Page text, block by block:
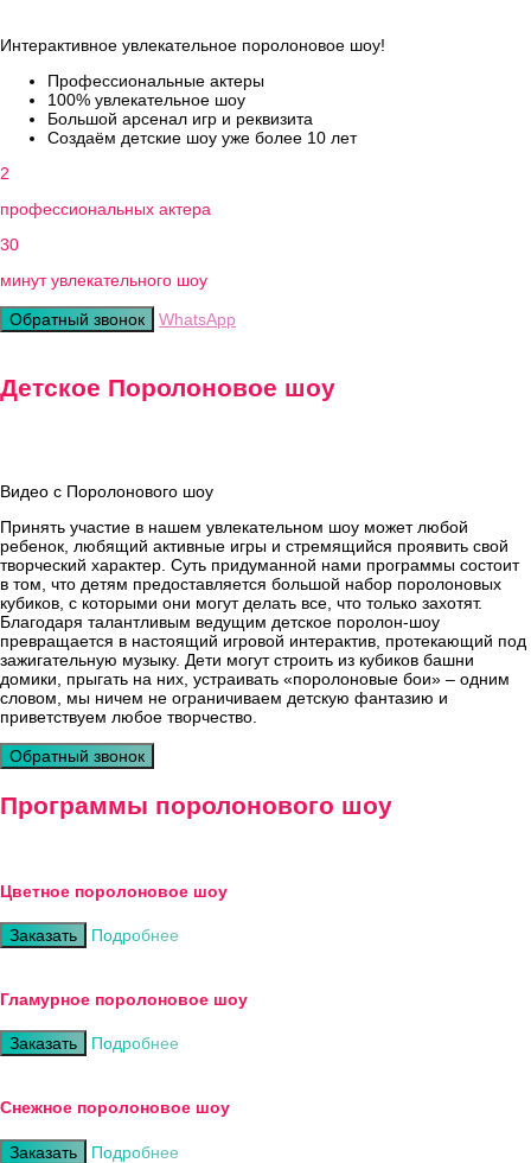
Интерактивное увлекательное поролоновое шоу!
Профессиональные актеры
100% увлекательное шоу
Большой арсенал игр и реквизита
Создаём детские шоу уже более 10 лет
2
профессиональных актера
30
минут увлекательного шоу
Обратный звонок WhatsApp
Детское Поролоновое шоу
Видео с Поролонового шоу
Принять участие в нашем увлекательном шоу может любой
ребенок, любящий активные игры и стремящийся проявить свой
творческий характер. Суть придуманной нами программы состоит
в том, что детям предоставляется большой набор поролоновых
кубиков, с которыми они могут делать все, что только захотят.
Благодаря талантливым ведущим детское поролон-шоу
превращается в настоящий игровой интерактив, протекающий под
зажигательную музыку. Дети могут строить из кубиков башни
домики, прыгать на них, устраивать «поролоновые бои» – одним
словом, мы ничем не ограничиваем детскую фантазию и
приветствуем любое творчество.
Обратный звонок
Программы поролонового шоу
Цветное поролоновое шоу
Заказать Подробнее
Гламурное поролоновое шоу
Заказать Подробнее
Снежное поролоновое шоу
Заказать Подробнее